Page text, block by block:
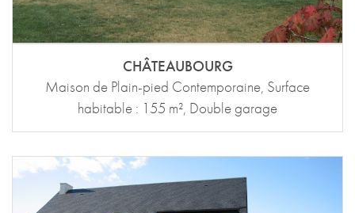
CHÂTEAUBOURG
Maison de Plain-pied Contemporaine, Surface
habitable : 155 m², Double garage